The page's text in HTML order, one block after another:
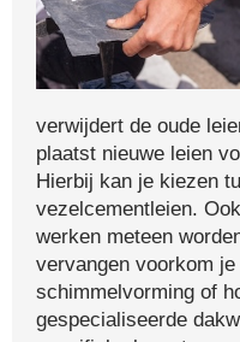
verwijdert de oude
plaatst nieuwe leien
Hierbij kan je kiezen
vezelcementleien.
werken meteen
vervangen voorkom
schimmelvorming of
gespecialiseerde